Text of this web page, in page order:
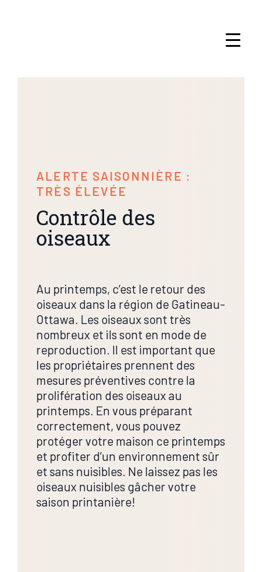
ALERTE SAISONNIÈRE :
TRÈS ÉLEVÉE
Contrôle des
oiseaux
Au printemps, c’est le retour des
oiseaux dans la région de Gatineau-
Ottawa. Les oiseaux sont très
nombreux et ils sont en mode de
reproduction. Il est important que
les propriétaires prennent des
mesures préventives contre la
prolifération des oiseaux au
printemps. En vous préparant
correctement, vous pouvez
protéger votre maison ce printemps
et profiter d’un environnement sûr
et sans nuisibles. Ne laissez pas les
oiseaux nuisibles gâcher votre
saison printanière!